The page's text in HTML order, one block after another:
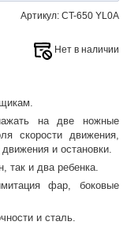
Артикул: CT-650 YL0A
Нет в наличии
на две ножные
скорости движения,
и остановки.
так и два ребенка.
фар, боковые
и сталь.